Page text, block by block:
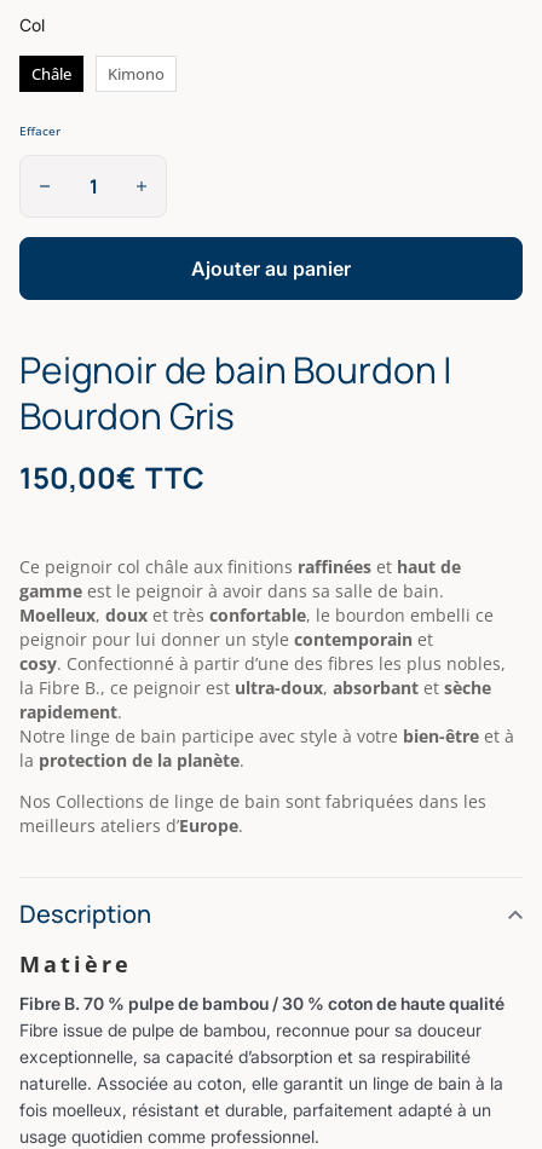
Peignoir de bain Bourdon |
Bourdon Gris
150,00€ TTC
Ce peignoir col châle aux finitions raffinées et haut de
gamme est le peignoir à avoir dans sa salle de bain.
Moelleux, doux et très confortable, le bourdon embelli ce
peignoir pour lui donner un style contemporain et
cosy. Confectionné à partir d’une des fibres les plus nobles,
la Fibre B., ce peignoir est ultra-doux, absorbant et sèche
rapidement.
Notre linge de bain participe avec style à votre bien-être et à
la protection de la planète.
Nos Collections de linge de bain sont fabriquées dans les
meilleurs ateliers d’Europe.
Col
Châle Kimono
Effacer
de
Bourdon
Gris
Ajouter au panier
Description
Matière
Fibre B. 70 % pulpe de bambou / 30 % coton de haute qualité
Fibre issue de pulpe de bambou, reconnue pour sa douceur
exceptionnelle, sa capacité d’absorption et sa respirabilité
naturelle. Associée au coton, elle garantit un linge de bain à la
fois moelleux, résistant et durable, parfaitement adapté à un
usage quotidien comme professionnel.